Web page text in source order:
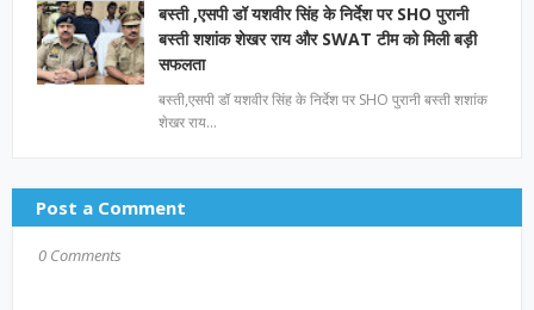
बस्ती ,एसपी डॉ यशवीर सिंह के निर्देश पर SHO पुरानी
बस्ती शशांक शेखर राय और SWAT टीम को मिली बड़ी
सफलता
बस्ती,एसपी डॉ यशवीर सिंह के निर्देश पर SHO पुरानी बस्ती शशांक
शेखर राय…
Post a Comment
0 Comments